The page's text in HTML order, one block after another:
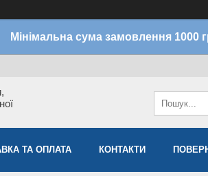
Мінімальна сума замовлення 1000
ТА ОПЛАТА КОНТАКТИ